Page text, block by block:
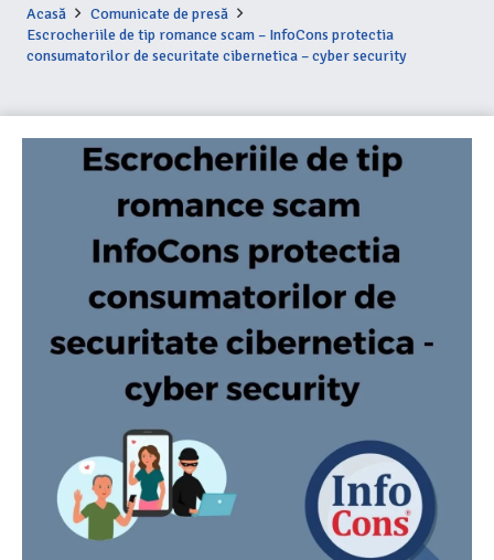
Acasă
Comunicate de presă
Escrocheriile de tip romance scam – InfoCons protectia
consumatorilor de securitate cibernetica – cyber security